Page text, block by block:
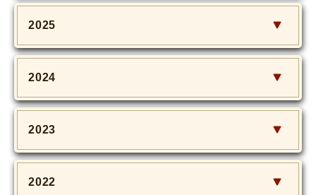
2025
2024
2023
2022
DOWNLOAD
SHIHO’s Q&A